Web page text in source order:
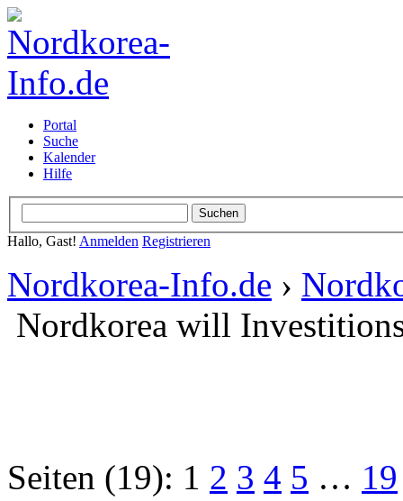
Portal
Suche
Kalender
Hilfe
Hallo, Gast! Anmelden Registrieren
Nordkorea-Info.de ›
Nordkorea will
Seiten (19): 1 2 3 4 5 … 19